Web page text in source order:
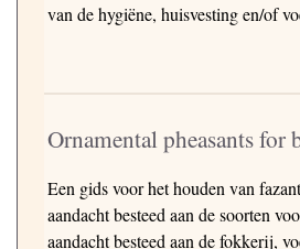
van de hygiëne, huisvesting en/of
Ornamental pheasants for
Een gids voor het houden van
aandacht besteed aan de soorten
aandacht besteed aan de fokkerij,